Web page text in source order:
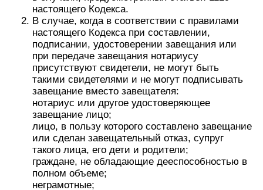
настоящего Кодекса.
В случае, когда в соответствии с правилами
настоящего Кодекса при составлении,
подписании, удостоверении завещания или
при передаче завещания нотариусу
присутствуют свидетели, не могут быть
такими свидетелями и не могут подписывать
завещание вместо завещателя:
нотариус или другое удостоверяющее
завещание лицо;
лицо, в пользу которого составлено завещание
или сделан завещательный отказ, супруг
такого лица, его дети и родители;
граждане, не обладающие дееспособностью в
полном объеме;
неграмотные;